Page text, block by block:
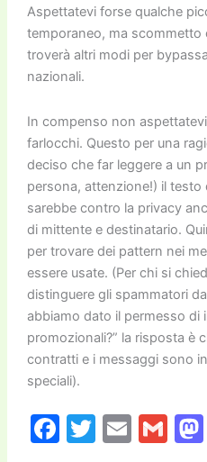
Aspettatevi forse qualche
temporaneo, ma scommetto
troverà altri modi per
nazionali.
In compenso non
farlocchi. Questo per una
deciso che far leggere a un
persona, attenzione!) il testo
sarebbe contro la privacy
di mittente e destinatario.
per trovare dei pattern nei
essere usate. (Per chi si
distinguere gli spammatori
abbiamo dato il permesso di
promozionali?” la risposta è
contratti e i messaggi sono
speciali).
F T E G